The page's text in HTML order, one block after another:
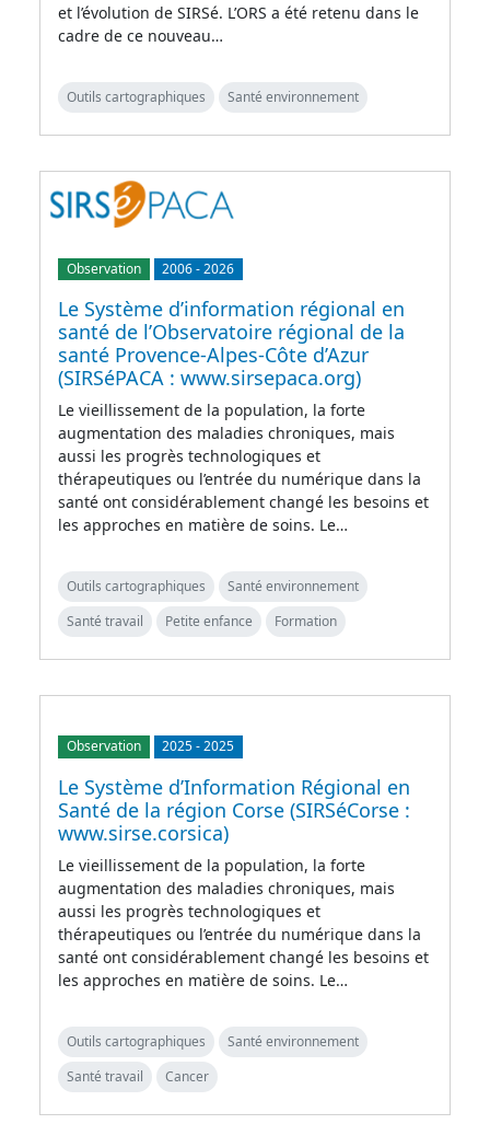
et l’évolution de SIRSé. L’ORS a été retenu dans le
cadre de ce nouveau…
Outils cartographiques Santé environnement
Observation 2006-2026
Le Système d’information régional en
santé de l’Observatoire régional de la
santé Provence-Alpes-Côte d’Azur
(SIRSéPACA : www.sirsepaca.org)
Le vieillissement de la population, la forte
augmentation des maladies chroniques, mais
aussi les progrès technologiques et
thérapeutiques ou l’entrée du numérique dans la
santé ont considérablement changé les besoins et
les approches en matière de soins. Le…
Outils cartographiques
Santé environnement
Santé travail
Petite enfance Formation
Observation 2025-2025
Le Système d’Information Régional en
Santé de la région Corse (SIRSéCorse :
www.sirse.corsica)
Le vieillissement de la population, la forte
augmentation des maladies chroniques, mais
aussi les progrès technologiques et
thérapeutiques ou l’entrée du numérique dans la
santé ont considérablement changé les besoins et
les approches en matière de soins. Le…
Outils cartographiques
Santé environnement
Santé travail
Cancer